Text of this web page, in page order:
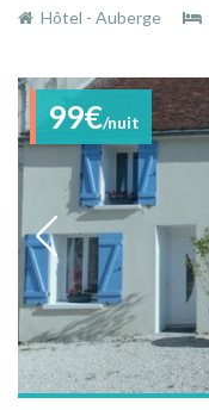
Hôtel - Auberge
99€/nuit